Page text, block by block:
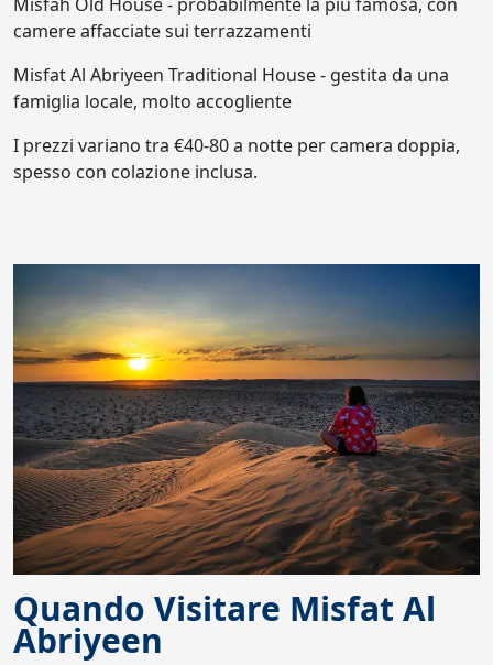
camere affacciate sui terrazzamenti
Misfat Al Abriyeen Traditional House - gestita da una
famiglia locale, molto accogliente
I prezzi variano tra €40-80 a notte per camera doppia,
spesso con colazione inclusa.
Quando Visitare Misfat Al
Abriyeen